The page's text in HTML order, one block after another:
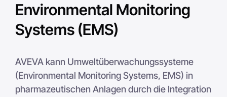
Environmental Monitoring
Systems (EMS)
AVEVA kann Umweltüberwachungssysteme
(Environmental Monitoring Systems, EMS) in
pharmazeutischen Anlagen durch die Integration